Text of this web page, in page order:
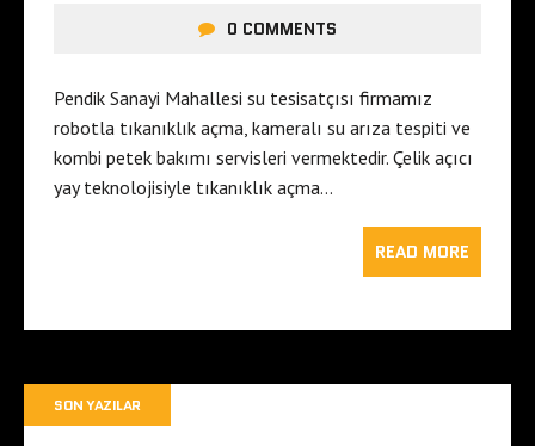
0 COMMENTS
Pendik Sanayi Mahallesi su tesisatçısı firmamız
robotla tıkanıklık açma, kameralı su arıza tespiti ve
kombi petek bakımı servisleri vermektedir. Çelik açıcı
yay teknolojisiyle tıkanıklık açma…
READ MORE
SON YAZILAR